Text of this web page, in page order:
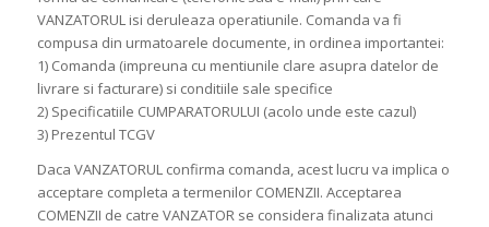
VANZATORUL isi deruleaza operatiunile. Comanda va fi
compusa din urmatoarele documente, in ordinea importantei:
1) Comanda (impreuna cu mentiunile clare asupra datelor de
livrare si facturare) si conditiile sale specifice
2) Specificatiile CUMPARATORULUI (acolo unde este cazul)
3) Prezentul TCGV
Daca VANZATORUL confirma comanda, acest lucru va implica o
acceptare completa a termenilor COMENZII. Acceptarea
COMENZII de catre VANZATOR se considera finalizata atunci